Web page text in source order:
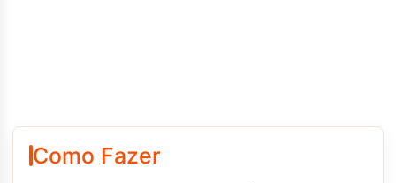
Como Fazer